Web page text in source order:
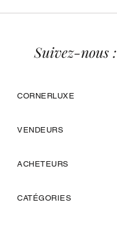
CORNERLUXE
VENDEURS
ACHETEURS
CATÉGORIES
Suivez-nous :